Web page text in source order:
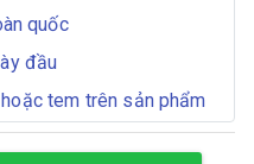
quốc
đầu
tem trên sản phẩm